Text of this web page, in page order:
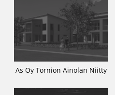
As Oy Tornion Ainolan Niitty